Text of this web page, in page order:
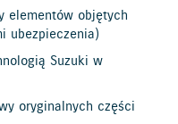
elementów objętych
ubezpieczenia)
Suzuki w
oryginalnych części